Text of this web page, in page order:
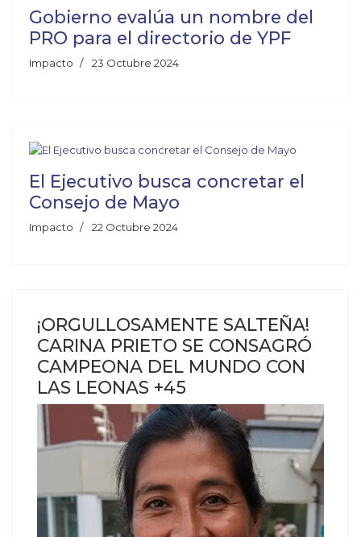
Gobierno evalúa un nombre del
PRO para el directorio de YPF
Impacto 23 Octubre 2024
El Ejecutivo busca concretar el
Consejo de Mayo
Impacto 22 Octubre 2024
¡ORGULLOSAMENTE SALTEÑA!
CARINA PRIETO SE CONSAGRÓ
CAMPEONA DEL MUNDO CON
LAS LEONAS +45